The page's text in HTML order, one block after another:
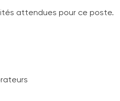
attendues pour ce poste.